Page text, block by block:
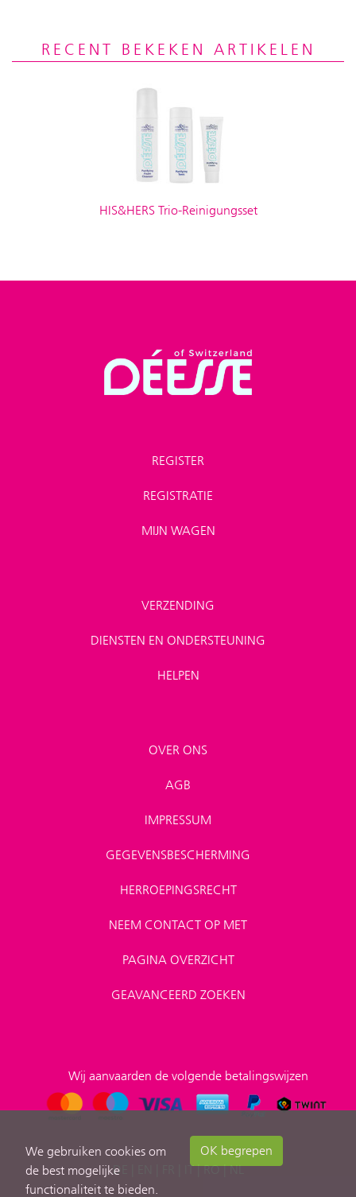
RECENT BEKEKEN ARTIKELEN
HIS&HERS Trio-Reinigungsset
REGISTER
REGISTRATIE
MIJN WAGEN
VERZENDING
DIENSTEN EN ONDERSTEUNING
HELPEN
OVER ONS
AGB
IMPRESSUM
GEGEVENSBESCHERMING
HERROEPINGSRECHT
NEEM CONTACT OP MET
PAGINA OVERZICHT
GEAVANCEERD ZOEKEN
Wij aanvaarden de volgende betalingswijzen
DE IT|RO|NL
We gebruiken cookies om
de best mogelijke
functionaliteit te bieden.
OK begrepen